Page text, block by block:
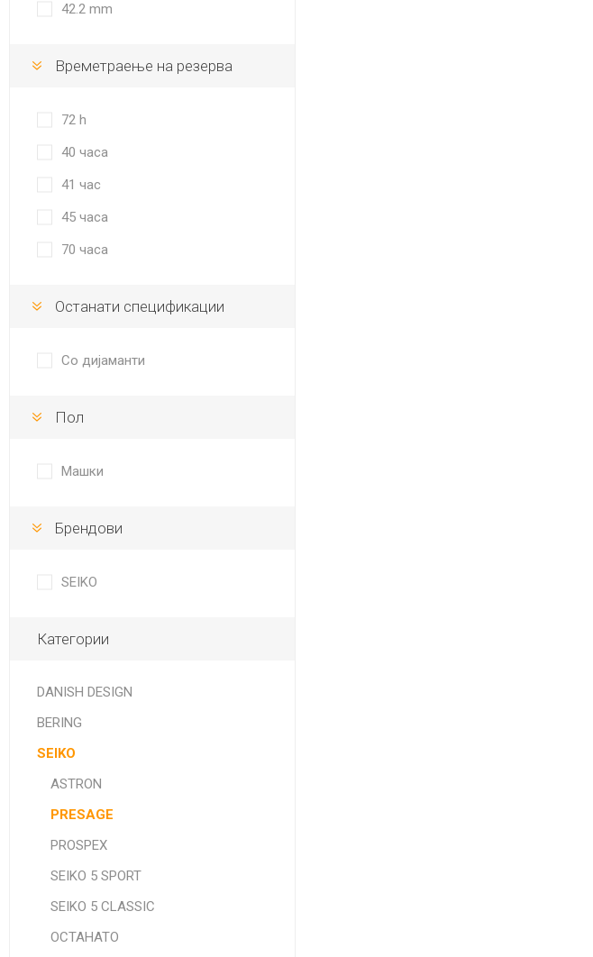
42.2 mm
Времетраење на резерва
72 h
40 часа
41 час
45 часа
70 часа
Останати спецификации
Со дијаманти
Пол
Машки
Брендови
SEIKO
Категории
DANISH DESIGN
BERING
SEIKO
ASTRON
PRESAGE
PROSPEX
SEIKO 5 SPORT
SEIKO 5 CLASSIC
ОСТАНАТО